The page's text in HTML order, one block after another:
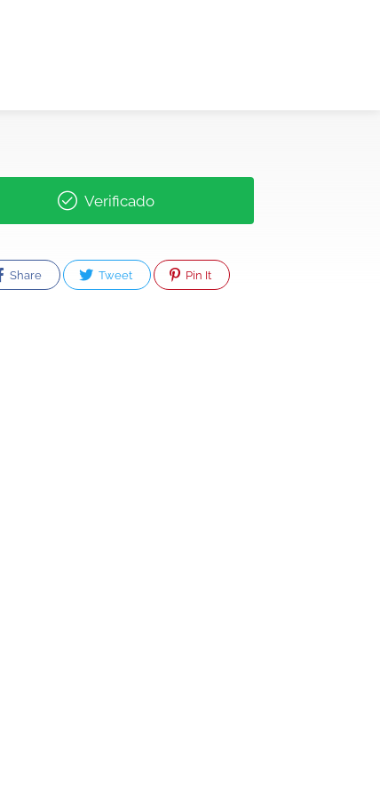
Verificado
Share Tweet Pin It